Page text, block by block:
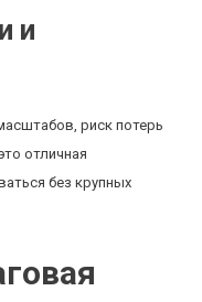
и
риск потерь
отличная
без крупных